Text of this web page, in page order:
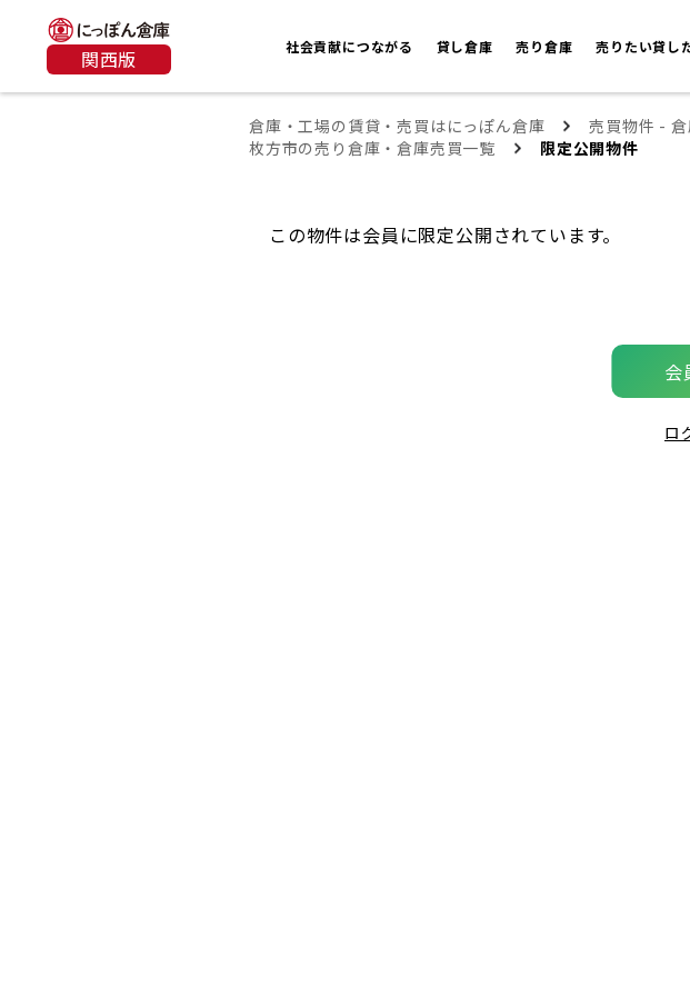
関西版 社会貢献につながる 貸し倉庫 売り倉庫 売りたい貸し
倉庫・工場の賃貸・売買はにっぽん倉庫 売買物件 -
枚方市の売り倉庫・倉庫売買一覧
限定公開物件
この物件は会員に限定公開されています。
会
ロ